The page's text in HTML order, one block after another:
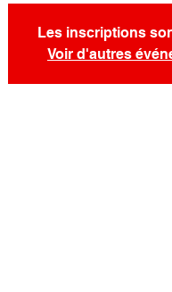
Les inscriptions
Voir d'autres